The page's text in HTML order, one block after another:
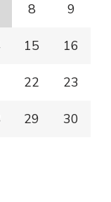
8 9
15 16
22 23
29 30